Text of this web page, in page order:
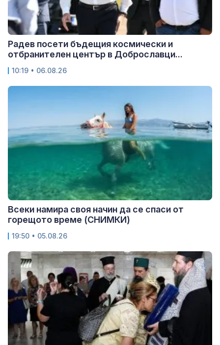
Радев посети бъдещия космически и
отбранителен център в Доброславци...
10:19 • 06.08.26
Всеки намира своя начин да се спаси от
горещото време (СНИМКИ)
19:50 • 05.08.26